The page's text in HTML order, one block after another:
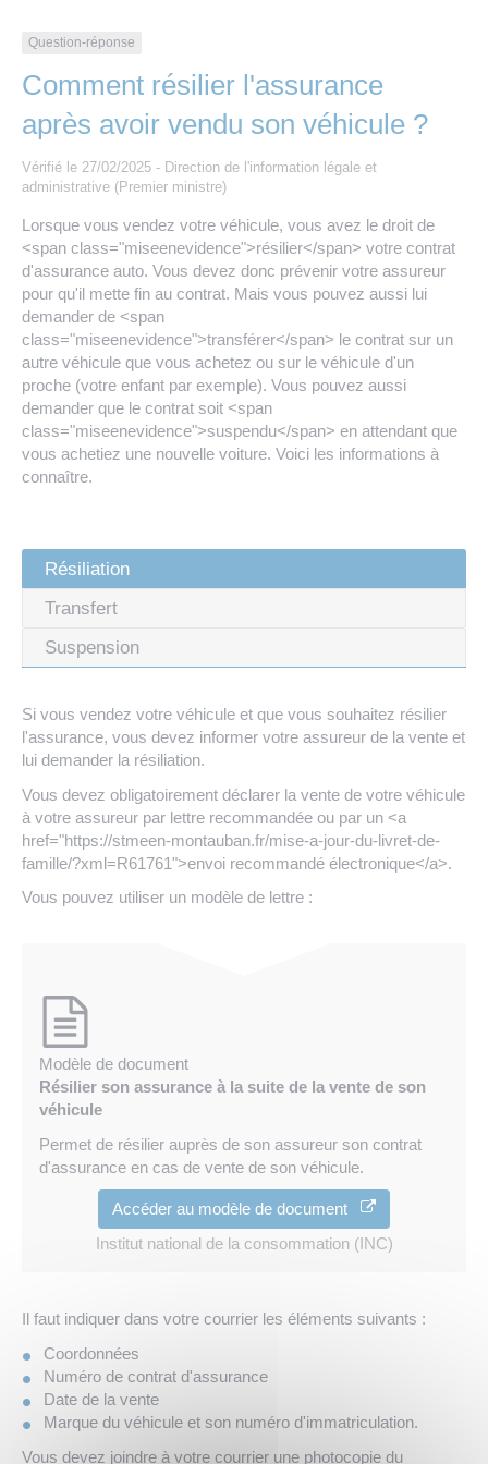
Travaux
Numérique
Nos publications
Question-réponse
Comment résilier l'assurance
après avoir vendu son véhicule ?
Vérifié le 27/02/2025 - Direction de l'information légale et
administrative (Premier ministre)
Lorsque vous vendez votre véhicule, vous avez le droit de
<span class="miseenevidence">résilier</span> votre contrat
d'assurance auto. Vous devez donc prévenir votre assureur
pour qu'il mette fin au contrat. Mais vous pouvez aussi lui
demander de <span
class="miseenevidence">transférer</span> le contrat sur un
autre véhicule que vous achetez ou sur le véhicule d'un
proche (votre enfant par exemple). Vous pouvez aussi
demander que le contrat soit <span
class="miseenevidence">suspendu</span> en attendant que
vous achetiez une nouvelle voiture. Voici les informations à
connaître.
Résiliation
Transfert
Suspension
Si vous vendez votre véhicule et que vous souhaitez résilier
l'assurance, vous devez informer votre assureur de la vente et
lui demander la résiliation.
Vous devez obligatoirement déclarer la vente de votre véhicule
à votre assureur par lettre recommandée ou par un <a
href="https://stmeen-montauban.fr/mise-a-jour-du-livret-de-
famille/?xml=R61761">envoi recommandé électronique</a>.
Vous pouvez utiliser un modèle de lettre :
Modèle de document
Résilier son assurance à la suite de la vente de son
véhicule
Permet de résilier auprès de son assureur son contrat
d'assurance en cas de vente de son véhicule.
Accéder au modèle de document
Institut national de la consommation (INC)
Il faut indiquer dans votre courrier les éléments suivants :
Coordonnées
Numéro de contrat d'assurance
Date de la vente
Marque du véhicule et son numéro d'immatriculation.
Vous devez joindre à votre courrier une photocopie du